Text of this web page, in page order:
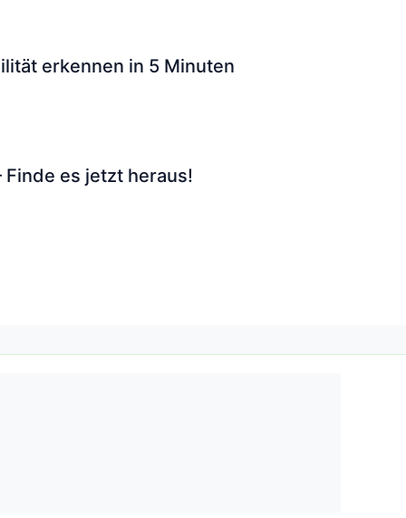
erkennen in 5 Minuten
Finde es jetzt heraus!